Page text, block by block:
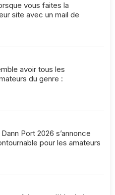
vous faites la
site avec un mail de
avoir tous les
du genre :
Port 2026 s’annonce
pour les amateurs